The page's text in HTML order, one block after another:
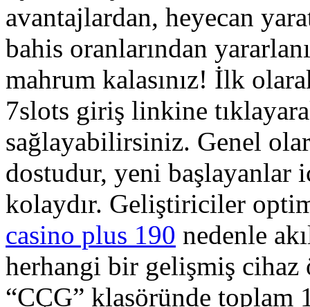
avantajlardan, heyecan
bahis oranlarından
mahrum kalasınız! İlk
7slots giriş linkine
sağlayabilirsiniz. Genel
dostudur, yeni başlayanlar
kolaydır. Geliştiriciler
casino plus 190 nedenle
herhangi bir gelişmiş cihaz
“CÇG” klasöründe toplam